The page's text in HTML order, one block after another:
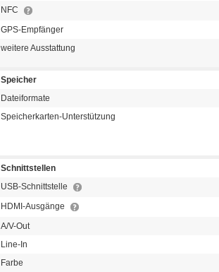
NFC
GPS-Empfänger
weitere Ausstattung
Speicher
Dateiformate
Speicherkarten-Unterstützung
Schnittstellen
USB-Schnittstelle
HDMI-Ausgänge
A/V-Out
Line-In
Farbe